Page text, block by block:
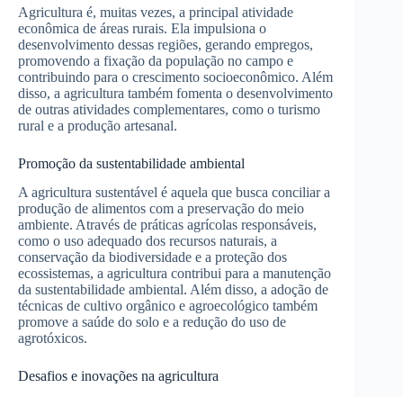
Agricultura é, muitas vezes, a principal atividade
econômica de áreas rurais. Ela impulsiona o
desenvolvimento dessas regiões, gerando empregos,
promovendo a fixação da população no campo e
contribuindo para o crescimento socioeconômico. Além
disso, a agricultura também fomenta o desenvolvimento
de outras atividades complementares, como o turismo
rural e a produção artesanal.
Promoção da sustentabilidade ambiental
A agricultura sustentável é aquela que busca conciliar a
produção de alimentos com a preservação do meio
ambiente. Através de práticas agrícolas responsáveis,
como o uso adequado dos recursos naturais, a
conservação da biodiversidade e a proteção dos
ecossistemas, a agricultura contribui para a manutenção
da sustentabilidade ambiental. Além disso, a adoção de
técnicas de cultivo orgânico e agroecológico também
promove a saúde do solo e a redução do uso de
agrotóxicos.
Desafios e inovações na agricultura